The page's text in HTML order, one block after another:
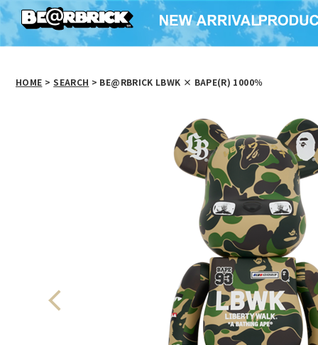
HOME > SEARCH > BE@RBRICK LBWK × BAPE(R) 1000％